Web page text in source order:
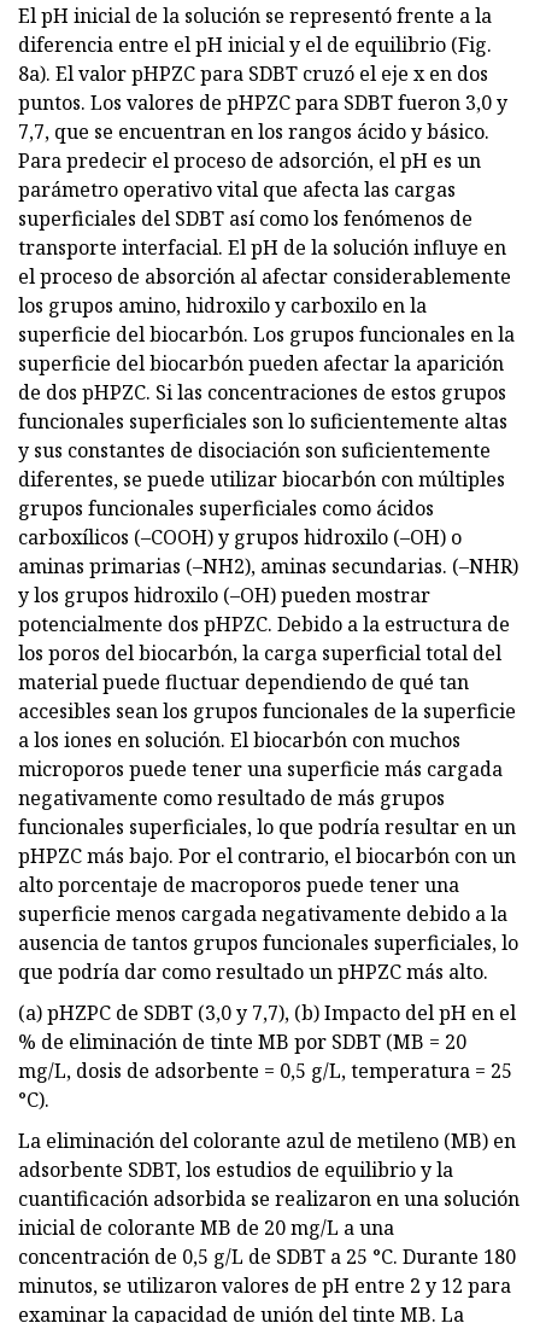
El pH inicial de la solución se representó frente a la
diferencia entre el pH inicial y el de equilibrio (Fig.
8a). El valor pHPZC para SDBT cruzó el eje x en dos
puntos. Los valores de pHPZC para SDBT fueron 3,0 y
7,7, que se encuentran en los rangos ácido y básico.
Para predecir el proceso de adsorción, el pH es un
parámetro operativo vital que afecta las cargas
superficiales del SDBT así como los fenómenos de
transporte interfacial. El pH de la solución influye en
el proceso de absorción al afectar considerablemente
los grupos amino, hidroxilo y carboxilo en la
superficie del biocarbón. Los grupos funcionales en la
superficie del biocarbón pueden afectar la aparición
de dos pHPZC. Si las concentraciones de estos grupos
funcionales superficiales son lo suficientemente altas
y sus constantes de disociación son suficientemente
diferentes, se puede utilizar biocarbón con múltiples
grupos funcionales superficiales como ácidos
carboxílicos (–COOH) y grupos hidroxilo (–OH) o
aminas primarias (–NH2), aminas secundarias. (–NHR)
y los grupos hidroxilo (–OH) pueden mostrar
potencialmente dos pHPZC. Debido a la estructura de
los poros del biocarbón, la carga superficial total del
material puede fluctuar dependiendo de qué tan
accesibles sean los grupos funcionales de la superficie
a los iones en solución. El biocarbón con muchos
microporos puede tener una superficie más cargada
negativamente como resultado de más grupos
funcionales superficiales, lo que podría resultar en un
pHPZC más bajo. Por el contrario, el biocarbón con un
alto porcentaje de macroporos puede tener una
superficie menos cargada negativamente debido a la
ausencia de tantos grupos funcionales superficiales, lo
que podría dar como resultado un pHPZC más alto.
(a) pHZPC de SDBT (3,0 y 7,7), (b) Impacto del pH en el
% de eliminación de tinte MB por SDBT (MB = 20
mg/L, dosis de adsorbente = 0,5 g/L, temperatura = 25
°C).
La eliminación del colorante azul de metileno (MB) en
adsorbente SDBT, los estudios de equilibrio y la
cuantificación adsorbida se realizaron en una solución
inicial de colorante MB de 20 mg/L a una
concentración de 0,5 g/L de SDBT a 25 °C. Durante 180
minutos, se utilizaron valores de pH entre 2 y 12 para
examinar la capacidad de unión del tinte MB. La